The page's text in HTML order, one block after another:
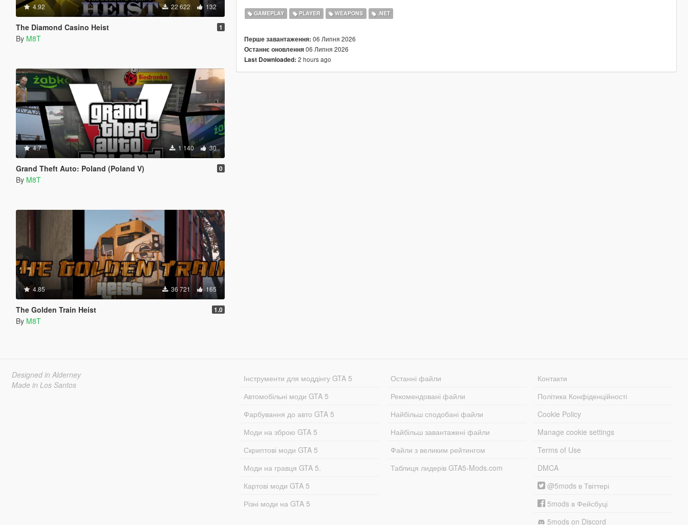
4.92 22 622 132
The Diamond Casino Heist 1
By M8T
4.7 1 140 30
Grand Theft Auto: Poland (Poland V) 0
By M8T
4.85 36 721 165
The Golden Train Heist 1.0
By M8T
GAMEPLAY PLAYER WEAPONS .NET
Перше завантаження: 06 Липня 2026
Останнє оновлення06 Липня 2026
Last Downloaded: 2 hours ago
Designed in Alderney
Made in Los Santos
Інструменти для моддінгу GTA 5
Автомобільні моди GTA 5
Фарбування до авто GTA 5
Моди на зброю GTA 5
Скриптові моди GTA 5
Моди на гравця GTA 5.
Картові моди GTA 5
Різні моди на GTA 5
Останні файли
Рекомендовані файли
Найбільш сподобані файли
Найбільш завантажені файли
Файли з великим рейтингом
Таблиця лидерів GTA5-Mods.com
Контакти
Політика Конфіденційності
Cookie Policy
Manage cookie settings
Terms of Use
DMCA
@5mods в Твіттері
5mods в Фейсбуці
5mods on Discord